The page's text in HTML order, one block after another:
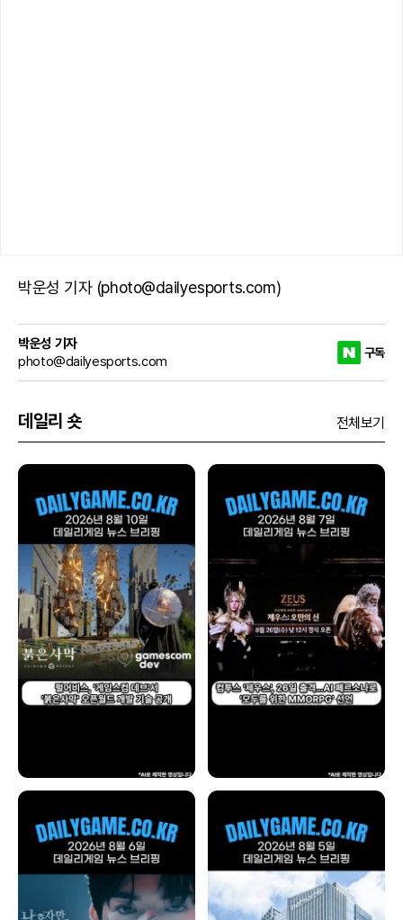
박운성 기자 (photo@dailyesports.com)
박운성 기자
photo@dailyesports.com
구독
데일리 숏 전체보기